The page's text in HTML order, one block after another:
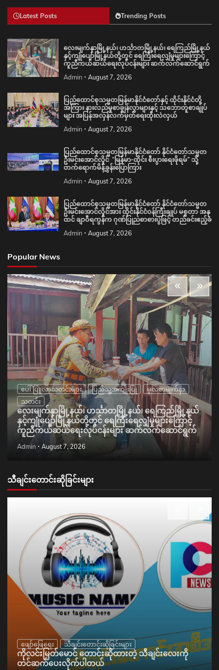
Latest Posts Trending Posts
လေးမျက်နှာမြို့နယ်၊ ဟင်္သာတမြို့နယ်၊ ရေကြည်မြို့နယ်
နှင့်ကျုံပျော်မြို့နယ်တို့တွင် ရေကြီးရေလျှံမှုများကြောင့်
ကူညီကယ်ဆယ်ရေးလုပ်ငန်းများ ဆက်လက်ဆောင်ရွက်
Admin August 7, 2026
ပြည်ထောင်စုသမ္မတမြန်မာနိုင်ငံတော်နှင့် ထိုင်းနိုင်ငံတို့
အကြား နားလည်မှုစာချွန်လွှာများနှင့် သဘောတူစာချုပ်
များ အပြန်အလှန်လက်မှတ်ရေးထိုးလဲလှယ်
Admin August 7, 2026
ပြည်ထောင်စုသမ္မတမြန်မာနိုင်ငံတော် နိုင်ငံတော်သမ္မတ
ဦးမင်းအောင်လှိုင် “မြန်မာ-ထိုင်း စီးပွားရေးဖိုရမ်” သို့
တက်ရောက်မိန့်ခွန်းပြောကြား
Admin August 7, 2026
ပြည်ထောင်စုသမ္မတမြန်မာနိုင်ငံတော် နိုင်ငံတော်သမ္မတ
ဦးမင်းအောင်လှိုင်အား ထိုင်းနိုင်ငံဝန်ကြီးချုပ် မစ္စတာ အနု
ထင် ချာဝီရကွန်က ဂုဏ်ပြုညစာစားပွဲဖြင့် တည်ခင်းဧည့်ခံ
Admin August 7, 2026
Popular News
ပေါ်ပြူလာသတင်းများ ပြည်သူ့အကျိုးပြု
မူလစာမျက်နှာ
သတင်း
လေးမျက်နှာမြို့နယ်၊ ဟင်္သာတမြို့နယ်၊ ရေကြည်မြို့နယ်
နှင့်ကျုံပျော်မြို့နယ်တို့တွင် ရေကြီးရေလျှံမှုများကြောင့်
ကူညီကယ်ဆယ်ရေးလုပ်ငန်းများ ဆက်လက်ဆောင်ရွက်
Admin August 7, 2026
သီချင်းတောင်းဆိုခြင်းများ
ဖျော်ဖြေရေး သီချင်းတောင်းဆိုခြင်းများ
ကိုလင်းမြတ်မောင် တောင်းဆိုထားတဲ့ သီချင်းလေးကို
တင်ဆက်ပေးလိုက်ပါတယ်